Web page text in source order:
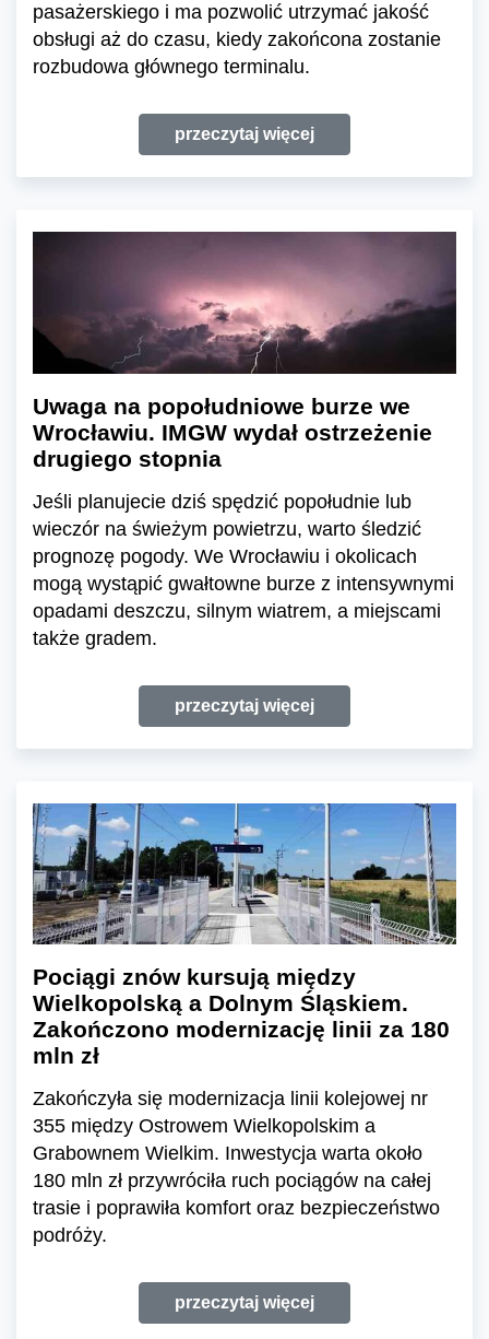
pasażerskiego i ma pozwolić utrzymać jakość
obsługi aż do czasu, kiedy zakońcona zostanie
rozbudowa głównego terminalu.
przeczytaj więcej
Uwaga na popołudniowe burze we
Wrocławiu. IMGW wydał ostrzeżenie
drugiego stopnia
Jeśli planujecie dziś spędzić popołudnie lub
wieczór na świeżym powietrzu, warto śledzić
prognozę pogody. We Wrocławiu i okolicach
mogą wystąpić gwałtowne burze z intensywnymi
opadami deszczu, silnym wiatrem, a miejscami
także gradem.
przeczytaj więcej
Pociągi znów kursują między
Wielkopolską a Dolnym Śląskiem.
Zakończono modernizację linii za 180
mln zł
Zakończyła się modernizacja linii kolejowej nr
355 między Ostrowem Wielkopolskim a
Grabownem Wielkim. Inwestycja warta około
180 mln zł przywróciła ruch pociągów na całej
trasie i poprawiła komfort oraz bezpieczeństwo
podróży.
przeczytaj więcej